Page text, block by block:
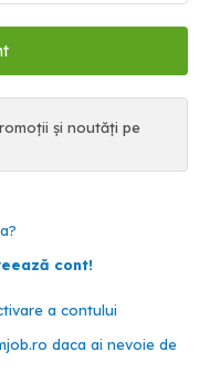
și noutăți pe
cont!
a contului
daca ai nevoie de